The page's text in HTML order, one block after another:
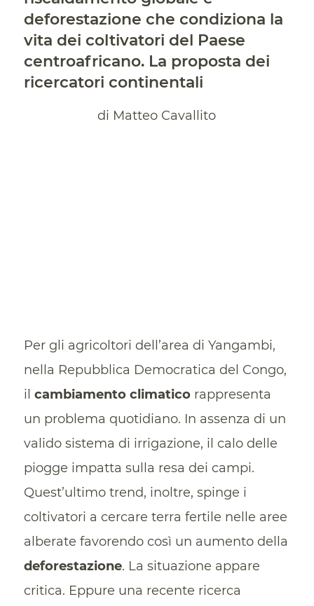
deforestazione che condiziona la
vita dei coltivatori del Paese
centroafricano. La proposta dei
ricercatori continentali
di Matteo Cavallito
Per gli agricoltori dell’area di Yangambi,
nella Repubblica Democratica del Congo,
il cambiamento climaticorappresenta
un problema quotidiano. In assenza di un
valido sistema di irrigazione, il calo delle
piogge impatta sulla resa dei campi.
Quest’ultimo trend, inoltre, spinge i
coltivatori a cercare terra fertile nelle aree
alberate favorendo così un aumento della
deforestazione. La situazione appare
critica. Eppure una recente ricerca